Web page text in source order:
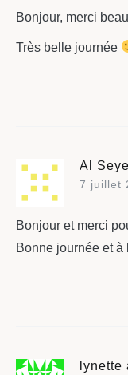
Bonjour, merci
Très belle journée
Al Seye
7 juillet
Bonjour et merci
Bonne journée et à
lynette